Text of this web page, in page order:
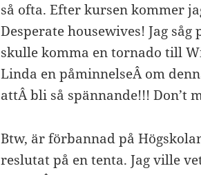
så ofta. Efter kursen kommer
Desperate housewives! Jag
skulle komma en tornado till
Linda en påminnelseÂ om
attÂ bli så spännande!!! Don’t
Btw, är förbannad på
reslutat på en tenta. Jag ville